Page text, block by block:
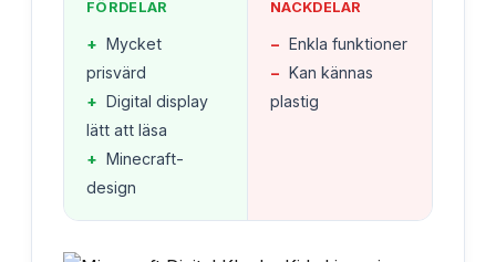
FÖRDELAR
+ Mycket
prisvärd
+ Digital display
lätt att läsa
+ Minecraft-
design
NACKDELAR
− Enkla funktioner
− Kan kännas
plastig